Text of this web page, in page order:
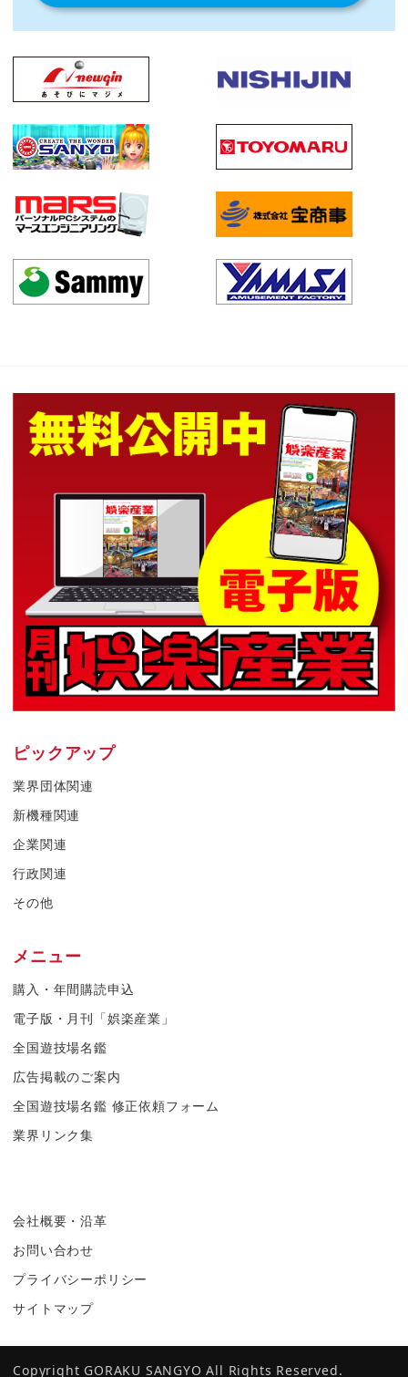
ピックアップ
業界団体関連
新機種関連
企業関連
行政関連
その他
メニュー
購入・年間購読申込
電子版・月刊「娯楽産業」
全国遊技場名鑑
広告掲載のご案内
全国遊技場名鑑 修正依頼フォーム
業界リンク集
会社概要・沿革
お問い合わせ
プライバシーポリシー
サイトマップ
Copyright GORAKU SANGYO All Rights Reserved.